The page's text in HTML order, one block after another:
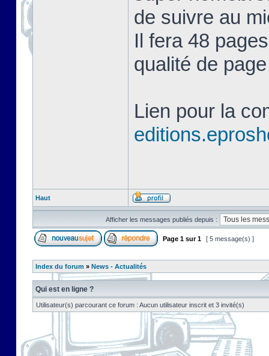
de suivre au
Il fera 48
qualité de
Lien pour la
Haut
Afficher les messages publiés depuis :
Page 1 sur1 [ 5 message(s) ]
Index du forum » News - Actualités
Qui est en ligne ?
Utilisateur(s) parcourant ce forum : Aucun utilisateur inscrit et 3 invité(s)